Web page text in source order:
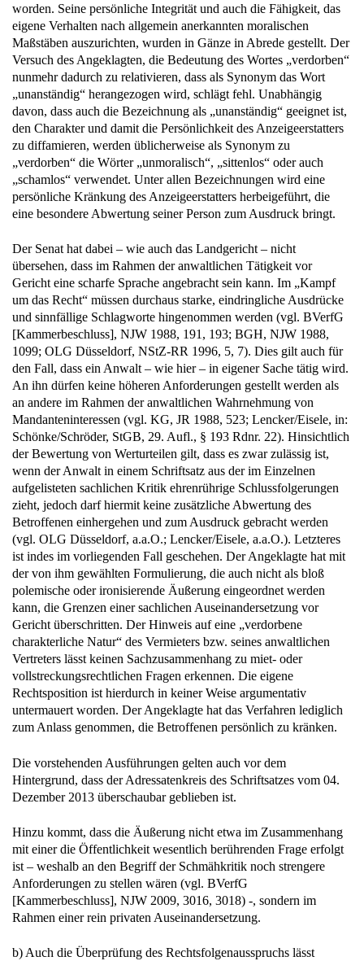
worden. Seine persönliche Integrität und auch die Fähigkeit, das
eigene Verhalten nach allgemein anerkannten moralischen
Maßstäben auszurichten, wurden in Gänze in Abrede gestellt. Der
Versuch des Angeklagten, die Bedeutung des Wortes „verdorben“
nunmehr dadurch zu relativieren, dass als Synonym das Wort
„unanständig“ herangezogen wird, schlägt fehl. Unabhängig
davon, dass auch die Bezeichnung als „unanständig“ geeignet ist,
den Charakter und damit die Persönlichkeit des Anzeigeerstatters
zu diffamieren, werden üblicherweise als Synonym zu
„verdorben“ die Wörter „unmoralisch“, „sittenlos“ oder auch
„schamlos“ verwendet. Unter allen Bezeichnungen wird eine
persönliche Kränkung des Anzeigeerstatters herbeigeführt, die
eine besondere Abwertung seiner Person zum Ausdruck bringt.
Der Senat hat dabei – wie auch das Landgericht – nicht
übersehen, dass im Rahmen der anwaltlichen Tätigkeit vor
Gericht eine scharfe Sprache angebracht sein kann. Im „Kampf
um das Recht“ müssen durchaus starke, eindringliche Ausdrücke
und sinnfällige Schlagworte hingenommen werden (vgl. BVerfG
[Kammerbeschluss], NJW 1988, 191, 193; BGH, NJW 1988,
1099; OLG Düsseldorf, NStZ-RR 1996, 5, 7). Dies gilt auch für
den Fall, dass ein Anwalt – wie hier – in eigener Sache tätig wird.
An ihn dürfen keine höheren Anforderungen gestellt werden als
an andere im Rahmen der anwaltlichen Wahrnehmung von
Mandanteninteressen (vgl. KG, JR 1988, 523; Lencker/Eisele, in:
Schönke/Schröder, StGB, 29. Aufl., § 193 Rdnr. 22). Hinsichtlich
der Bewertung von Werturteilen gilt, dass es zwar zulässig ist,
wenn der Anwalt in einem Schriftsatz aus der im Einzelnen
aufgelisteten sachlichen Kritik ehrenrührige Schlussfolgerungen
zieht, jedoch darf hiermit keine zusätzliche Abwertung des
Betroffenen einhergehen und zum Ausdruck gebracht werden
(vgl. OLG Düsseldorf, a.a.O.; Lencker/Eisele, a.a.O.). Letzteres
ist indes im vorliegenden Fall geschehen. Der Angeklagte hat mit
der von ihm gewählten Formulierung, die auch nicht als bloß
polemische oder ironisierende Äußerung eingeordnet werden
kann, die Grenzen einer sachlichen Auseinandersetzung vor
Gericht überschritten. Der Hinweis auf eine „verdorbene
charakterliche Natur“ des Vermieters bzw. seines anwaltlichen
Vertreters lässt keinen Sachzusammenhang zu miet- oder
vollstreckungsrechtlichen Fragen erkennen. Die eigene
Rechtsposition ist hierdurch in keiner Weise argumentativ
untermauert worden. Der Angeklagte hat das Verfahren lediglich
zum Anlass genommen, die Betroffenen persönlich zu kränken.
Die vorstehenden Ausführungen gelten auch vor dem
Hintergrund, dass der Adressatenkreis des Schriftsatzes vom 04.
Dezember 2013 überschaubar geblieben ist.
Hinzu kommt, dass die Äußerung nicht etwa im Zusammenhang
mit einer die Öffentlichkeit wesentlich berührenden Frage erfolgt
ist – weshalb an den Begriff der Schmähkritik noch strengere
Anforderungen zu stellen wären (vgl. BVerfG
[Kammerbeschluss], NJW 2009, 3016, 3018) -, sondern im
Rahmen einer rein privaten Auseinandersetzung.
b) Auch die Überprüfung des Rechtsfolgenausspruchs lässt